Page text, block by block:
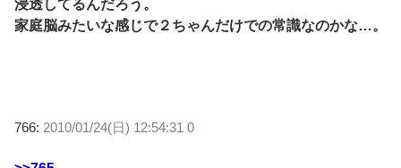
浸透してるんだろう。
家庭脳みたいな感じで２ちゃんだけでの常識なのかな…。
766: 2010/01/24(日) 12:54:31 0